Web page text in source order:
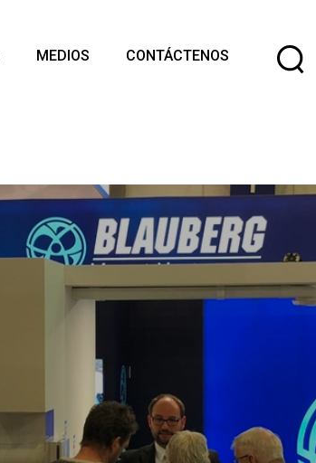
MEDIOS CONTÁCTENOS